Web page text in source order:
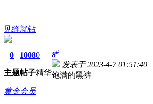
见缝就钻
0
主题
1008
帖子
0
精华
黄金会员
8#
发表于 2023-4-7 01:51:40 |
饱满的黑裤